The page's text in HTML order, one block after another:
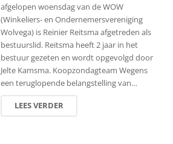
afgelopen woensdag van de WOW
(Winkeliers- en Ondernemersvereniging
Wolvega) is Reinier Reitsma afgetreden als
bestuurslid. Reitsma heeft 2 jaar in het
bestuur gezeten en wordt opgevolgd door
Jelte Kamsma. Koopzondagteam Wegens
een teruglopende belangstelling van…
LEES VERDER